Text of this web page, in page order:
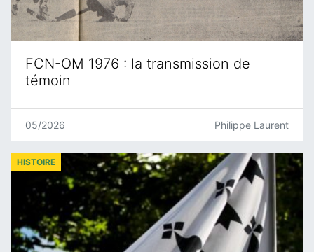
FCN-OM 1976 : la transmission de
témoin
05/2026 Philippe Laurent
HISTOIRE